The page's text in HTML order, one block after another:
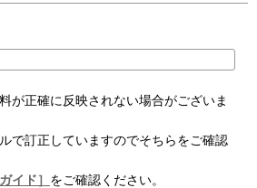
が正確に反映されない場合がございま
で訂正していますのでそちらをご確認
イド］ をご確認ください。